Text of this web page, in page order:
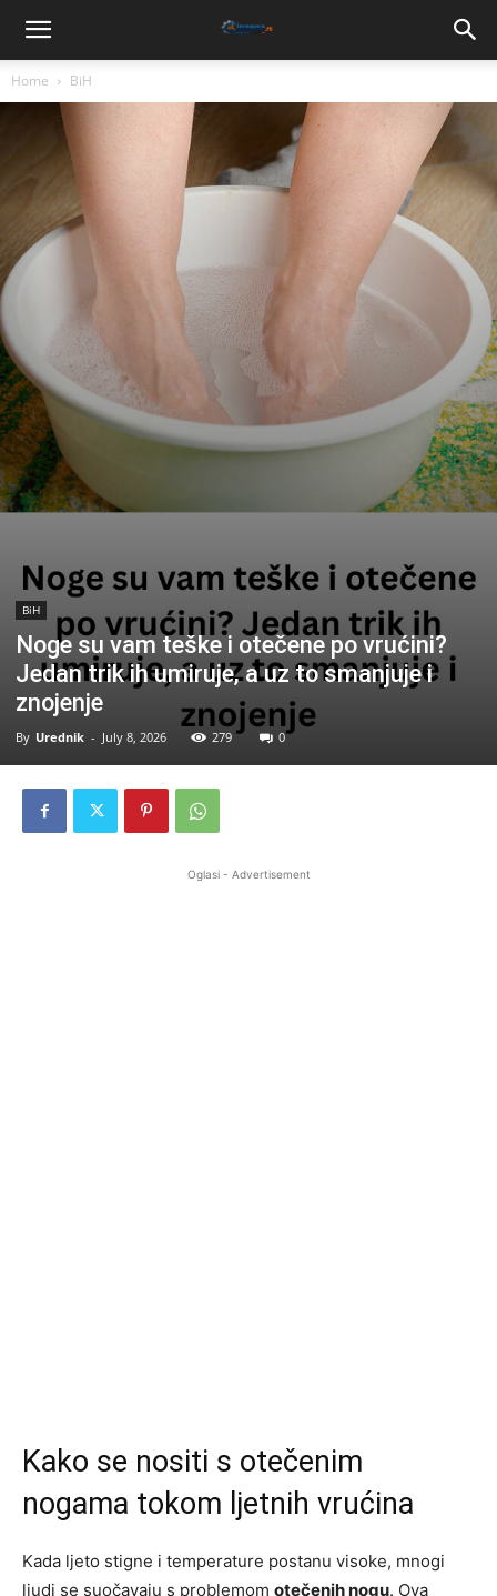
Home BiH
BiH
Noge su vam teške i otečene po vrućini?
Jedan trik ih umiruje, a uz to smanjuje i
znojenje
By Urednik - July 8, 2026 279 0
Oglasi - Advertisement
Kako se nositi s otečenim
nogama tokom ljetnih vrućina
Kada ljeto stigne i temperature postanu visoke, mnogi
ljudi se suočavaju s problemom otečenih nogu. Ova